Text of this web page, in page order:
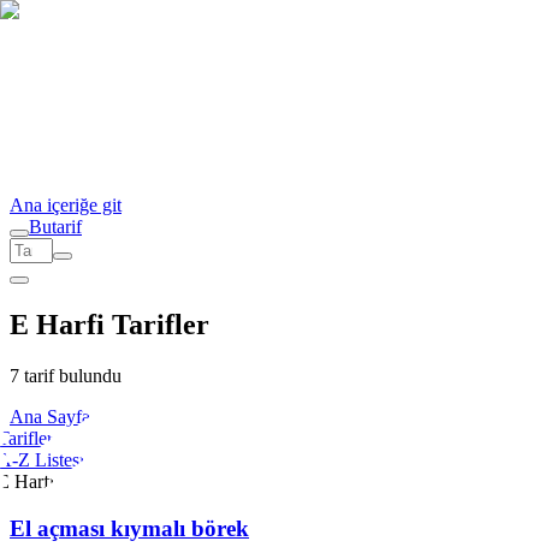
Ana içeriğe git
Butarif
E Harfi Tarifler
7 tarif bulundu
Ana Sayfa
Z Listesi
Harfi
El açması kıymalı börek